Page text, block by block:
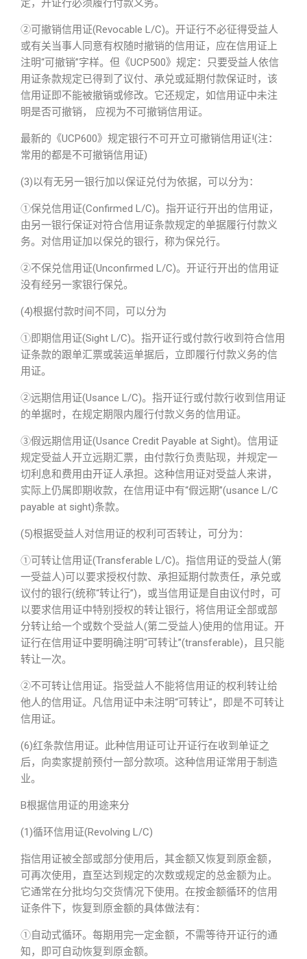
定，开证行必须履行付款义务。
②可撤销信用证(Revocable L/C)。开证行不必征得受益人
或有关当事人同意有权随时撤销的信用证，应在信用证上
注明“可撤销”字样。但《UCP500》规定：只要受益人依信
用证条款规定已得到了议付、承兑或延期付款保证时，该
信用证即不能被撤销或修改。它还规定，如信用证中未注
明是否可撤销， 应视为不可撤销信用证。
最新的《UCP600》规定银行不可开立可撤销信用证!(注：
常用的都是不可撤销信用证)
(3)以有无另一银行加以保证兑付为依据，可以分为：
①保兑信用证(Confirmed L/C)。指开证行开出的信用证，
由另一银行保证对符合信用证条款规定的单据履行付款义
务。对信用证加以保兑的银行，称为保兑行。
②不保兑信用证(Unconfirmed L/C)。开证行开出的信用证
没有经另一家银行保兑。
(4)根据付款时间不同，可以分为
①即期信用证(Sight L/C)。指开证行或付款行收到符合信用
证条款的跟单汇票或装运单据后，立即履行付款义务的信
用证。
②远期信用证(Usance L/C)。指开证行或付款行收到信用证
的单据时，在规定期限内履行付款义务的信用证。
③假远期信用证(Usance Credit Payable at Sight)。信用证
规定受益人开立远期汇票，由付款行负责贴现，并规定一
切利息和费用由开证人承担。这种信用证对受益人来讲，
实际上仍属即期收款，在信用证中有“假远期”(usance L/C
payable at sight)条款。
(5)根据受益人对信用证的权利可否转让，可分为：
①可转让信用证(Transferable L/C)。指信用证的受益人(第
一受益人)可以要求授权付款、承担延期付款责任，承兑或
议付的银行(统称“转让行”)，或当信用证是自由议付时，可
以要求信用证中特别授权的转让银行，将信用证全部或部
分转让给一个或数个受益人(第二受益人)使用的信用证。开
证行在信用证中要明确注明“可转让”(transferable)，且只能
转让一次。
②不可转让信用证。指受益人不能将信用证的权利转让给
他人的信用证。凡信用证中未注明“可转让”，即是不可转让
信用证。
(6)红条款信用证。此种信用证可让开证行在收到单证之
后，向卖家提前预付一部分款项。这种信用证常用于制造
业。
B根据信用证的用途来分
(1)循环信用证(Revolving L/C)
指信用证被全部或部分使用后，其金额又恢复到原金额，
可再次使用，直至达到规定的次数或规定的总金额为止。
它通常在分批均匀交货情况下使用。在按金额循环的信用
证条件下，恢复到原金额的具体做法有：
①自动式循环。每期用完一定金额，不需等待开证行的通
知，即可自动恢复到原金额。